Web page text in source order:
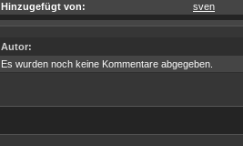
Hinzugefügt von:
sven
Autor:
Es wurden noch keine Kommentare abgegeben.